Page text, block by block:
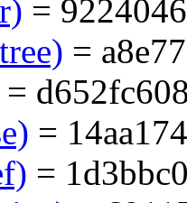
=
=
=
=
=